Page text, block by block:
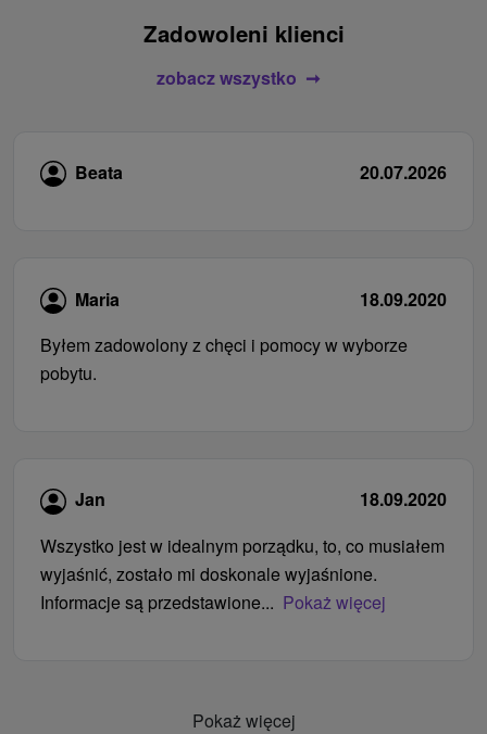
Zadowoleni klienci
zobacz wszystko
Beata 20.07.2026
Maria
18.09.2020
Byłem zadowolony z chęci i pomocy w wyborze
pobytu.
Jan
18.09.2020
Wszystko jest w idealnym porządku, to, co musiałem
wyjaśnić, zostało mi doskonale wyjaśnione.
Informacje są przedstawione... Pokaż więcej
Pokaż więcej